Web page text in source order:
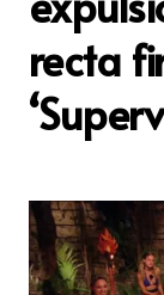
recta